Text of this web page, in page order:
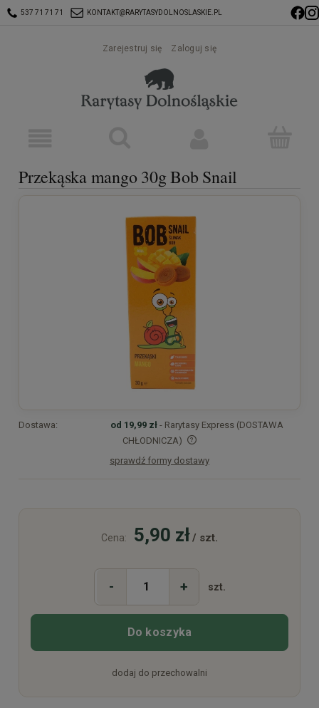
537 71 71 71 KONTAKT@RARYTASYDOLNOSLASKIE.PL
Zarejestruj się Zaloguj się
Przekąska mango 30g Bob Snail
Dostawa: od 19,99 zł - Rarytasy Express (DOSTAWA
CHŁODNICZA)
Cena nie zawiera ewentualnych kosztów płatności
sprawdź formy dostawy
Cena: 5,90 zł/ szt.
- + szt.
Do koszyka
dodaj do przechowalni